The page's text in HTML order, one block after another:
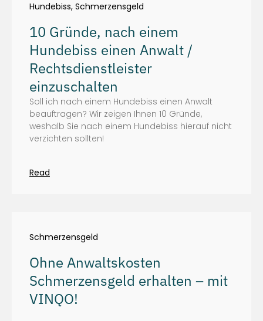
Hundebiss, Schmerzensgeld
10 Gründe, nach einem
Hundebiss einen Anwalt /
Rechtsdienstleister
einzuschalten
Soll ich nach einem Hundebiss einen Anwalt
beauftragen? Wir zeigen Ihnen 10 Gründe,
weshalb Sie nach einem Hundebiss hierauf nicht
verzichten sollten!
Read
Schmerzensgeld
Ohne Anwaltskosten
Schmerzensgeld erhalten – mit
VINQO!